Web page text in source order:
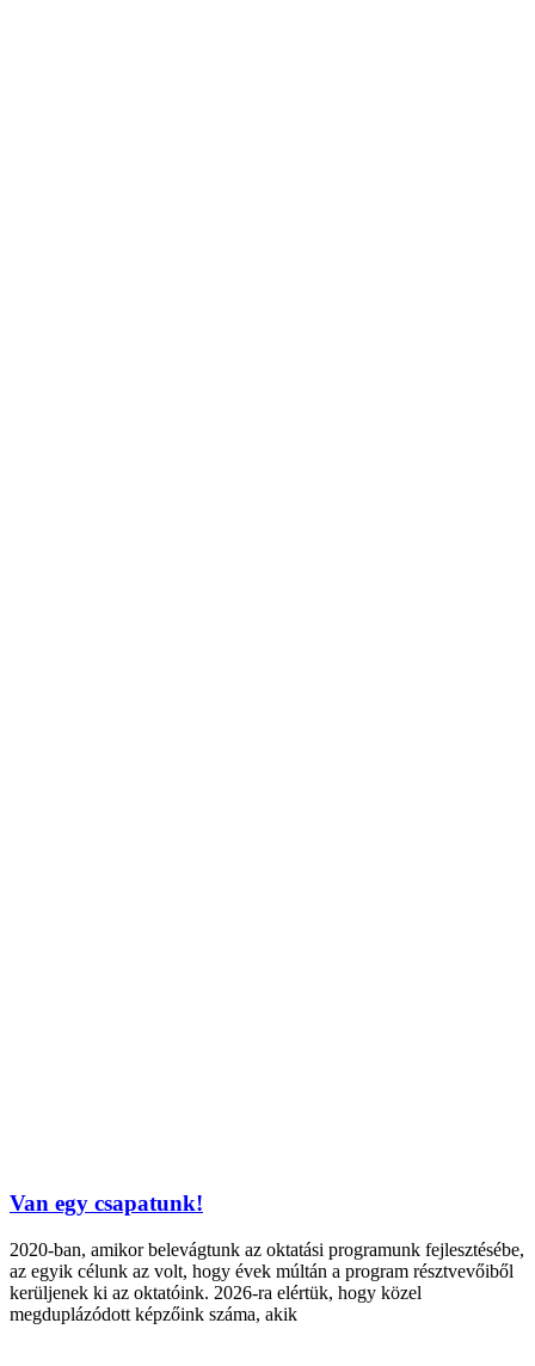
Van egy csapatunk!
2020-ban, amikor belevágtunk az oktatási programunk fejlesztésébe,
az egyik célunk az volt, hogy évek múltán a program résztvevőiből
kerüljenek ki az oktatóink. 2026-ra elértük, hogy közel
megduplázódott képzőink száma, akik